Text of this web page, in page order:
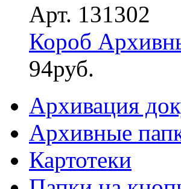
Арт. 131302
Короб
94руб.
Архивация
Архивные
Картотеки